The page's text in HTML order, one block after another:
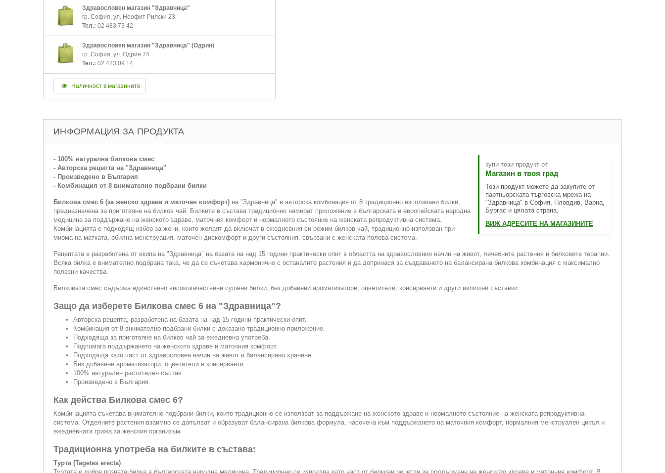
Здравословен магазин "Здравница"
гр. София, ул. Неофит Рилски 23
Тел.: 02 483 73 42
Здравословен магазин "Здравница" (Одрин)
гр. София, ул. Одрин 74
Тел.: 02 423 09 14
Наличност в магазините
ИНФОРМАЦИЯ ЗА ПРОДУКТА
купи този продукт от
Магазин в твоя град
Този продукт можете да закупите от
партньорската търговска мрежа на
"Здравница" в София, Пловдив, Варна,
Бургас и цялата страна.
ВИЖ АДРЕСИТЕ НА МАГАЗИНИТЕ
- 100% натурална билкова смес
- Авторска рецепта на "Здравница"
- Произведено в България
- Комбинация от 8 внимателно подбрани билки
Билкова смес 6 (за женско здраве и маточен комфорт) на "Здравница" е авторска комбинация от 8 традиционно използвани билки,
предназначена за приготвяне на билков чай. Билките в състава традиционно намират приложение в българската и европейската народна
медицина за поддържане на женското здраве, маточния комфорт и нормалното състояние на женската репродуктивна система.
Комбинацията е подходящ избор за жени, които желаят да включат в ежедневния си режим билков чай, традиционно използван при
миома на матката, обилна менструация, маточен дискомфорт и други състояния, свързани с женската полова система.
Рецептата е разработена от екипа на "Здравница" на базата на над 15 години практически опит в областта на здравословния начин на живот, лечебните растения и билковите терапии.
Всяка билка е внимателно подбрана така, че да се съчетава хармонично с останалите растения и да допринася за създаването на балансирана билкова комбинация с максимално
полезни качества.
Билковата смес съдържа единствено висококачествени сушени билки, без добавени ароматизатори, оцветители, консерванти и други излишни съставки.
Защо да изберете Билкова смес 6 на "Здравница"?
Авторска рецепта, разработена на базата на над 15 години практически опит.
Комбинация от 8 внимателно подбрани билки с доказано традиционно приложение.
Подходяща за приготвяне на билков чай за ежедневна употреба.
Подпомага поддържането на женското здраве и маточния комфорт.
Подходяща като част от здравословен начин на живот и балансирано хранене.
Без добавени ароматизатори, оцветители и консерванти.
100% натурален растителен състав.
Произведено в България.
Как действа Билкова смес 6?
Комбинацията съчетава внимателно подбрани билки, които традиционно се използват за поддържане на женското здраве и нормалното състояние на женската репродуктивна
система. Отделните растения взаимно се допълват и образуват балансирана билкова формула, насочена към поддържането на маточния комфорт, нормалния менструален цикъл и
ежедневната грижа за женския организъм.
Традиционна употреба на билките в състава:
Турта (Tagetes erecta)